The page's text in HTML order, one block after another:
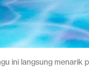
ini langsung